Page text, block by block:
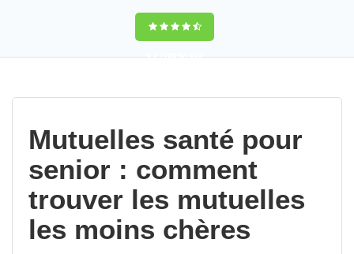
9,2(100%)452
Mutuelles santé pour
senior : comment
trouver les mutuelles
les moins chères